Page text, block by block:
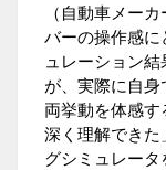
（自動車メー
バーの操作感に
ュレーション
が、実際に自
両挙動を体感
深く理解でき
グシミュレー